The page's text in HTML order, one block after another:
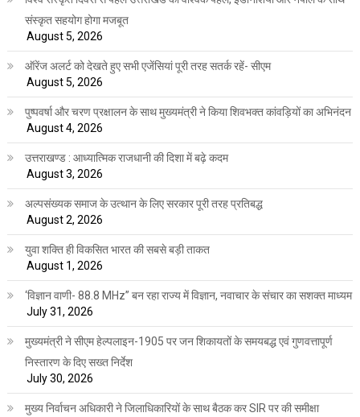
संस्कृत सहयोग होगा मजबूत
August 5, 2026
ऑरेंज अलर्ट को देखते हुए सभी एजेंसियां पूरी तरह सतर्क रहें- सीएम
August 5, 2026
पुष्पवर्षा और चरण प्रक्षालन के साथ मुख्यमंत्री ने किया शिवभक्त कांवड़ियों का अभिनंदन
August 4, 2026
उत्तराखण्ड : आध्यात्मिक राजधानी की दिशा में बढ़े कदम
August 3, 2026
अल्पसंख्यक समाज के उत्थान के लिए सरकार पूरी तरह प्रतिबद्ध
August 2, 2026
युवा शक्ति ही विकसित भारत की सबसे बड़ी ताकत
August 1, 2026
‘विज्ञान वाणी- 88.8 MHz” बन रहा राज्य में विज्ञान, नवाचार के संचार का सशक्त माध्यम
July 31, 2026
मुख्यमंत्री ने सीएम हेल्पलाइन-1905 पर जन शिकायतों के समयबद्ध एवं गुणवत्तापूर्ण
निस्तारण के दिए सख्त निर्देश
July 30, 2026
मुख्य निर्वाचन अधिकारी ने जिलाधिकारियों के साथ बैठक कर SIR पर की समीक्षा